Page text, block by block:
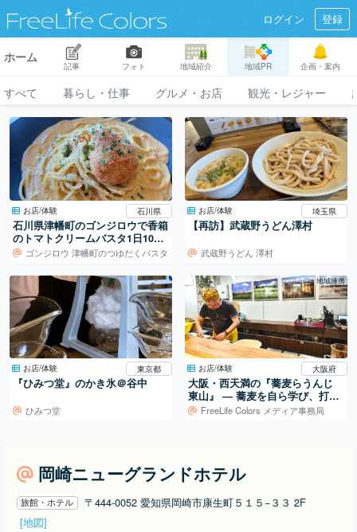
ログイン 登録
ホーム
記事 フォト 地域紹介 地域PR 企画・案内
すべて 暮らし・仕事 グルメ・お店 観光・レジャー
お店/体験 石川県
石川県津幡町のゴンジロウで香箱
のトマトクリームバスタ1日10食
限定ゴンジロウ 津幡町のつゆだくパスタ
お店/体験 埼玉県
【再訪】武蔵野うどん澤村
武蔵野うどん 澤村
お店/体験 東京都
『ひみつ堂』のかき氷＠谷中
ひみつ堂
地域連携
お店/体験 大阪府
大阪・西天満の『蕎麦らうんじ
東山』 ― 蕎麦を自ら学び、打ち
続ける日常
FreeLife Colors メディア事務局
岡崎ニューグランドホテル
旅館・ホテル
〒444-0052 愛知県岡崎市康生町５１５−３３ 2F
[地図]